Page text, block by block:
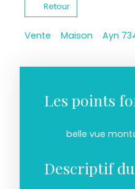
Retour
Vente Maison Ayn
Les points
belle vue
Descriptif